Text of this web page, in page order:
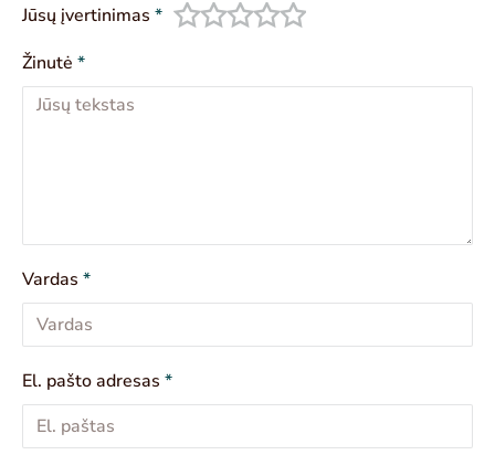
Jūsų įvertinimas *
Žinutė *
Vardas *
El. pašto adresas *